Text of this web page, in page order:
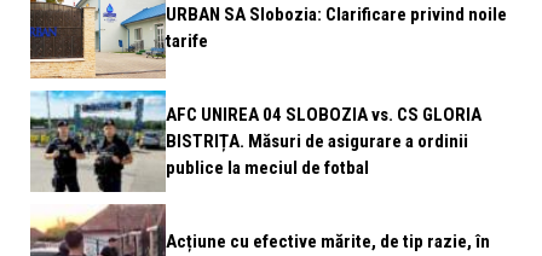
URBAN SA Slobozia: Clarificare privind noile
tarife
AFC UNIREA 04 SLOBOZIA vs. CS GLORIA
BISTRIȚA. Măsuri de asigurare a ordinii
publice la meciul de fotbal
Acțiune cu efective mărite, de tip razie, în